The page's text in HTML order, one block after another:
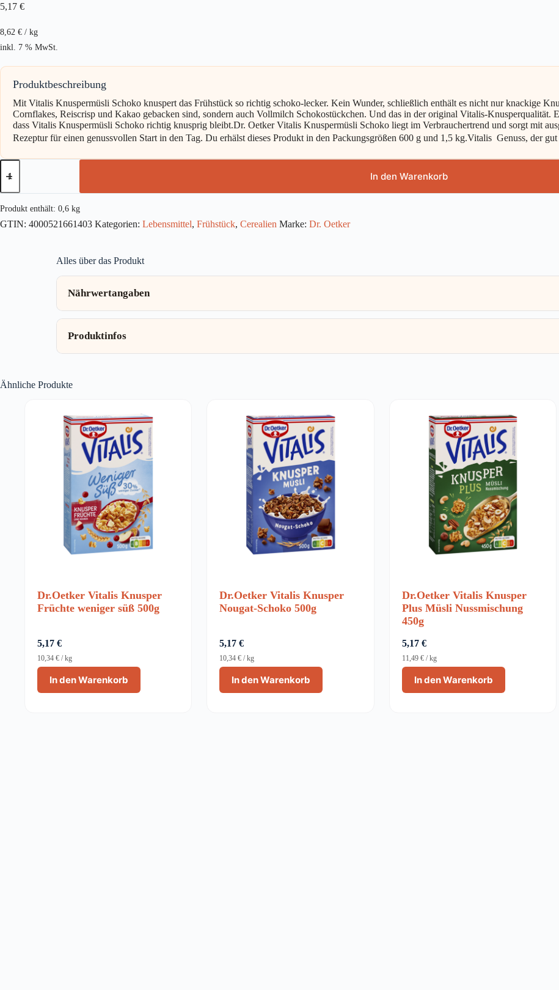
5,17 €
8,62 € / kg
inkl. 7 % MwSt.
Produktbeschreibung
Mit Vitalis Knuspermüsli Schoko knuspert das Frühstück so richtig schoko-lecker. Kein Wunder, schließlich enthält es nicht nur knackige
Cornflakes, Reiscrisp und Kakao gebacken sind, sondern auch Vollmilch Schokostückchen. Und das in der original Vitalis-Knusperqualität.
dass Vitalis Knuspermüsli Schoko richtig knusprig bleibt.Dr. Oetker Vitalis Knuspermüsli Schoko liegt im Verbrauchertrend und sorgt mit
Rezeptur für einen genussvollen Start in den Tag. Du erhälst dieses Produkt in den Packungsgrößen 600 g und 1,5 kg.Vitalis  Genuss, der
Dr.Oetker
Vitalis
Müsli
Schoko
Menge
In den Warenkorb
Produkt enthält: 0,6 kg
GTIN: 4000521661403 Kategorien: Lebensmittel, Frühstück, Cerealien Marke: Dr. Oetker
Alles über das Produkt
Nährwertangaben
Produktinfos
Ähnliche Produkte
Dr.Oetker Vitalis Knusper
Früchte weniger süß 500g
5,17 €
In den Warenkorb
10,34 € /kg
Dr.Oetker Vitalis Knusper
Nougat-Schoko 500g
5,17€
In den Warenkorb
10,34€ /kg
Dr.Oetker Vitalis Knusper
Plus Müsli Nussmischung
450g
5,17 €
In den Warenkorb
11,49 €/kg